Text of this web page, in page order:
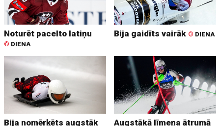
Noturēt pacelto latiņu
© DIENA
Bija gaidīts vairāk © DIENA
Bija nomērķēts augstāk Augstākā līmeņa ātrumā